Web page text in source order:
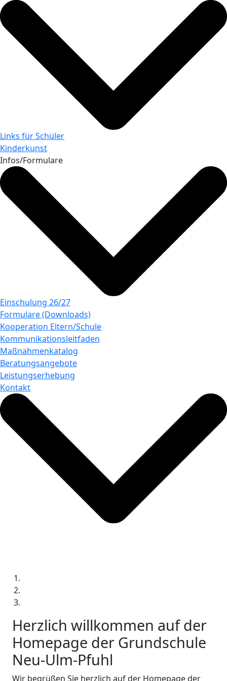
Links für Schüler
Kinderkunst
Infos/Formulare
Einschulung 26/27
Formulare (Downloads)
Kooperation Eltern/Schule
Kommunikationsleitfaden
Maßnahmenkatalog
Beratungsangebote
Leistungserhebung
Kontakt
Herzlich willkommen auf der
Homepage der Grundschule
Neu-Ulm-Pfuhl
Wir begrüßen Sie herzlich auf der Homepage der